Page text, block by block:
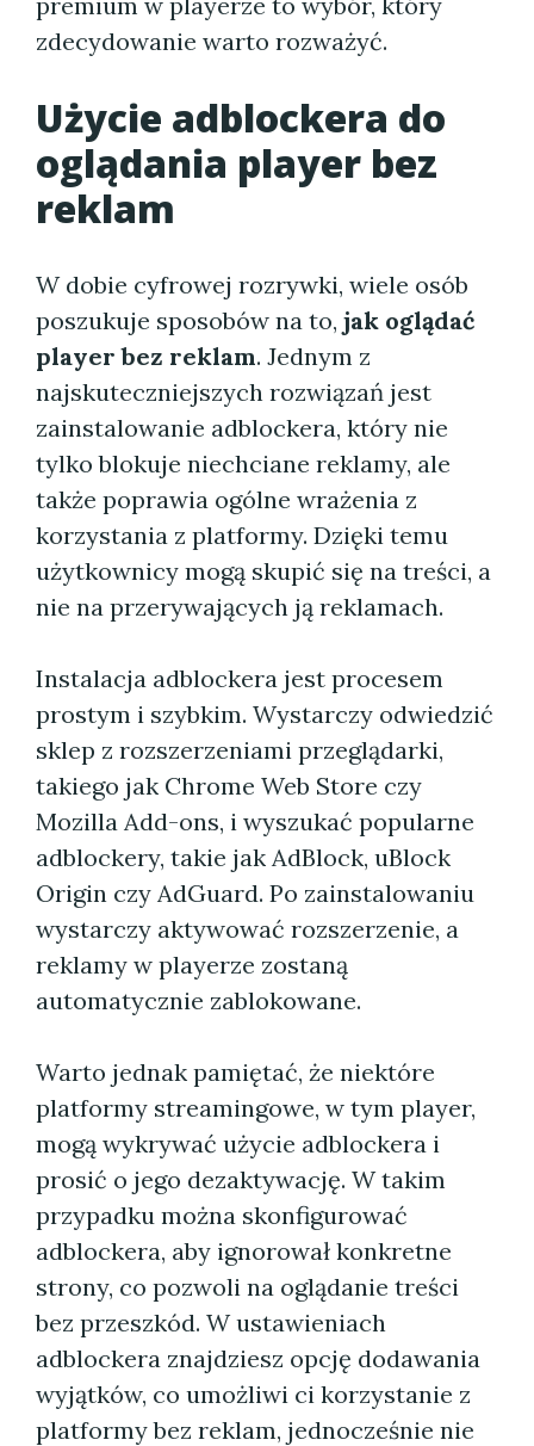
zdecydowanie warto rozważyć.
Użycie adblockera do
oglądania player bez
reklam
W dobie cyfrowej rozrywki, wiele osób
poszukuje sposobów na to, jak oglądać
player bez reklam. Jednym z
najskuteczniejszych rozwiązań jest
zainstalowanie adblockera, który nie
tylko blokuje niechciane reklamy, ale
także poprawia ogólne wrażenia z
korzystania z platformy. Dzięki temu
użytkownicy mogą skupić się na treści, a
nie na przerywających ją reklamach.
Instalacja adblockera jest procesem
prostym i szybkim. Wystarczy odwiedzić
sklep z rozszerzeniami przeglądarki,
takiego jak Chrome Web Store czy
Mozilla Add-ons, i wyszukać popularne
adblockery, takie jak AdBlock, uBlock
Origin czy AdGuard. Po zainstalowaniu
wystarczy aktywować rozszerzenie, a
reklamy w playerze zostaną
automatycznie zablokowane.
Warto jednak pamiętać, że niektóre
platformy streamingowe, w tym player,
mogą wykrywać użycie adblockera i
prosić o jego dezaktywację. W takim
przypadku można skonfigurować
adblockera, aby ignorował konkretne
strony, co pozwoli na oglądanie treści
bez przeszkód. W ustawieniach
adblockera znajdziesz opcję dodawania
wyjątków, co umożliwi ci korzystanie z
platformy bez reklam, jednocześnie nie